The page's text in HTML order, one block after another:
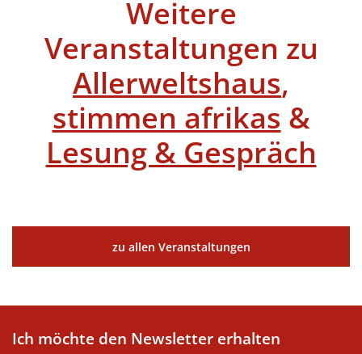
Weitere
Veranstaltungen zu
Allerweltshaus,
stimmen afrikas &
Lesung & Gespräch
zu allen Veranstaltungen
Ich möchte den Newsletter erhalten